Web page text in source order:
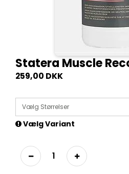
Statera Muscle
259,00 DKK
Vælg Størrelser
Vælg Variant